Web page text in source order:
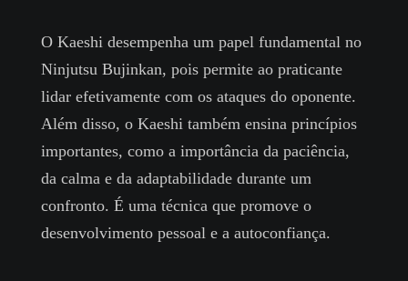
O Kaeshi desempenha um papel fundamental no
Ninjutsu Bujinkan, pois permite ao praticante
lidar efetivamente com os ataques do oponente.
Além disso, o Kaeshi também ensina princípios
importantes, como a importância da paciência,
da calma e da adaptabilidade durante um
confronto. É uma técnica que promove o
desenvolvimento pessoal e a autoconfiança.